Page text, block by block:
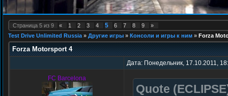
Страница 5 из 9 « 1 2 3 4 5 6 7 8 9
»
Test Drive Unlimited Russia » Другие игры » Консоли и игры к ним » Forza
Forza Motorsport 4
Дата: Понедельник, 17.10.2011,
FC Barcelona
Quote (ECLIPSE